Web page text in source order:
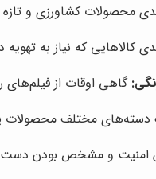
محصولات کشاورزی و
کالاهایی که نیاز به تهویه
گاهی اوقات از
مختلف محصولات یا
امنیت و مشخص بودن